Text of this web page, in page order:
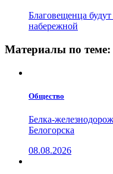
Благовещенца
набережной
Материалы по теме:
Общество
Белка-
Белогорска
08.08.2026